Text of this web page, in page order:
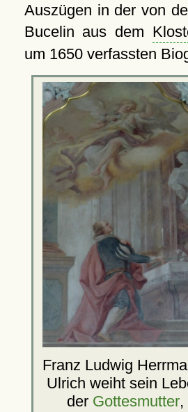
Auszügen in der von
Bucelin aus dem
um 1650 verfassten
Franz Ludwig
Ulrich weiht sein
der Gottesmutter,